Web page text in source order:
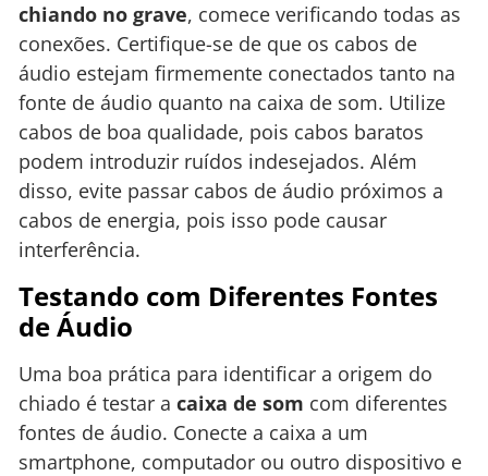
chiando no grave, comece verificando todas as
conexões. Certifique-se de que os cabos de
áudio estejam firmemente conectados tanto na
fonte de áudio quanto na caixa de som. Utilize
cabos de boa qualidade, pois cabos baratos
podem introduzir ruídos indesejados. Além
disso, evite passar cabos de áudio próximos a
cabos de energia, pois isso pode causar
interferência.
Testando com Diferentes Fontes
de Áudio
Uma boa prática para identificar a origem do
chiado é testar a caixa de som com diferentes
fontes de áudio. Conecte a caixa a um
smartphone, computador ou outro dispositivo e